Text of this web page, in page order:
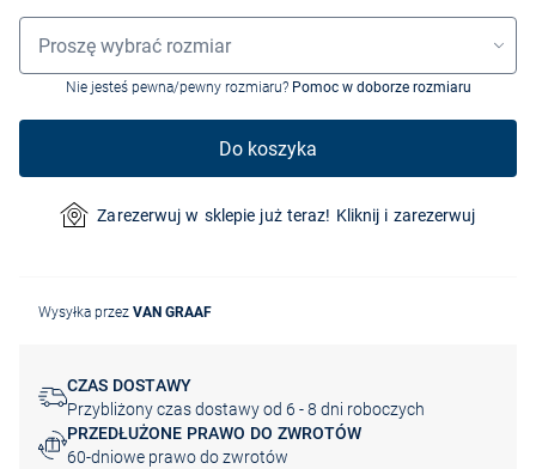
Wybór rozmiaru
Proszę wybrać rozmiar
Nie jesteś pewna/pewny rozmiaru? Pomoc w doborze rozmiaru
Do koszyka
Zarezerwuj w sklepie już teraz! Kliknij i zarezerwuj
Wysyłka przez VAN GRAAF
CZAS DOSTAWY
Przybliżony czas dostawy od 6 - 8 dni roboczych
PRZEDŁUŻONE PRAWO DO ZWROTÓW
60-dniowe prawo do zwrotów